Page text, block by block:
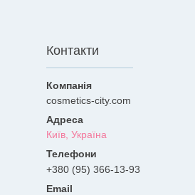
Контакти
cosmetics-city.com
Київ, Україна
+380 (95) 366-13-93